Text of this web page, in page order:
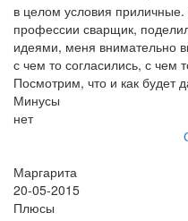
в целом условия
профессии сварщик,
идеями, меня внимательно
с чем то согласились, с чем
Посмотрим, что и как будет
Минусы
нет
Маргарита
20-05-2015
Плюсы